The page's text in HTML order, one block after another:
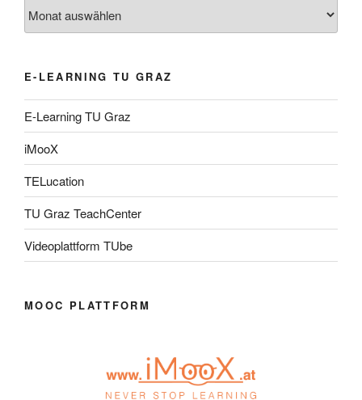
E-LEARNING TU GRAZ
E-Learning TU Graz
iMooX
TELucation
TU Graz TeachCenter
Videoplattform TUbe
MOOC PLATTFORM